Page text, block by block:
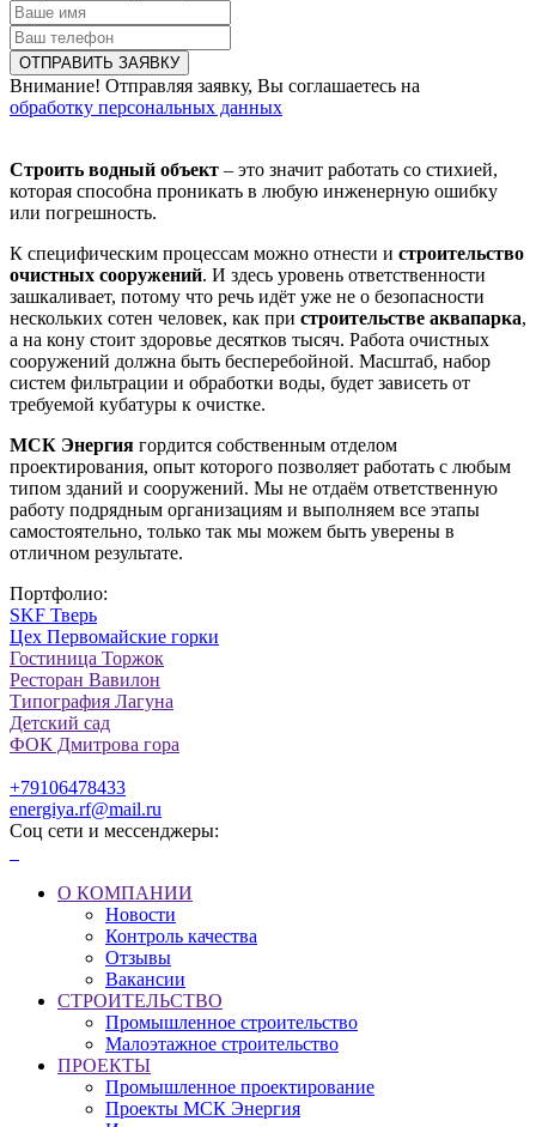
Внимание! Отправляя заявку, Вы соглашаетесь на
обработку персональных данных
Строить водный объект – это значит работать со стихией,
которая способна проникать в любую инженерную ошибку
или погрешность.
К специфическим процессам можно отнести и строительство
очистных сооружений. И здесь уровень ответственности
зашкаливает, потому что речь идёт уже не о безопасности
нескольких сотен человек, как при строительстве аквапарка,
а на кону стоит здоровье десятков тысяч. Работа очистных
сооружений должна быть бесперебойной. Масштаб, набор
систем фильтрации и обработки воды, будет зависеть от
требуемой кубатуры к очистке.
МСК Энергия гордится собственным отделом
проектирования, опыт которого позволяет работать с любым
типом зданий и сооружений. Мы не отдаём ответственную
работу подрядным организациям и выполняем все этапы
самостоятельно, только так мы можем быть уверены в
отличном результате.
Портфолио:
SKF Тверь
Цех Первомайские горки
Гостиница Торжок
Ресторан Вавилон
Типография Лагуна
Детский сад
ФОК Дмитрова гора
+79106478433
energiya.rf@mail.ru
Соц сети и мессенджеры:
О КОМПАНИИ
Новости
Контроль качества
Отзывы
Вакансии
СТРОИТЕЛЬСТВО
Промышленное строительство
Малоэтажное строительство
ПРОЕКТЫ
Промышленное проектирование
Проекты МСК Энергия